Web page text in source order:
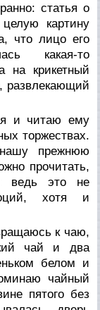
статья о
картину
что лицо его
какая-то
на крикетный
развлекающий
и читаю ему
торжествах.
прежнюю
прочитать,
ведь это не
хотя и
к чаю,
чай и два
белом и
чайный
пятого без